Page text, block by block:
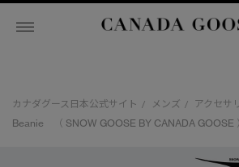
スノーグース
ウィメンズ TOP
メンズ TOP
キッズ TOP
カナダグース日本公式サイト / メンズ / アクセサ
Beanie （ SNOW GOOSE BY CANADA GOOSE